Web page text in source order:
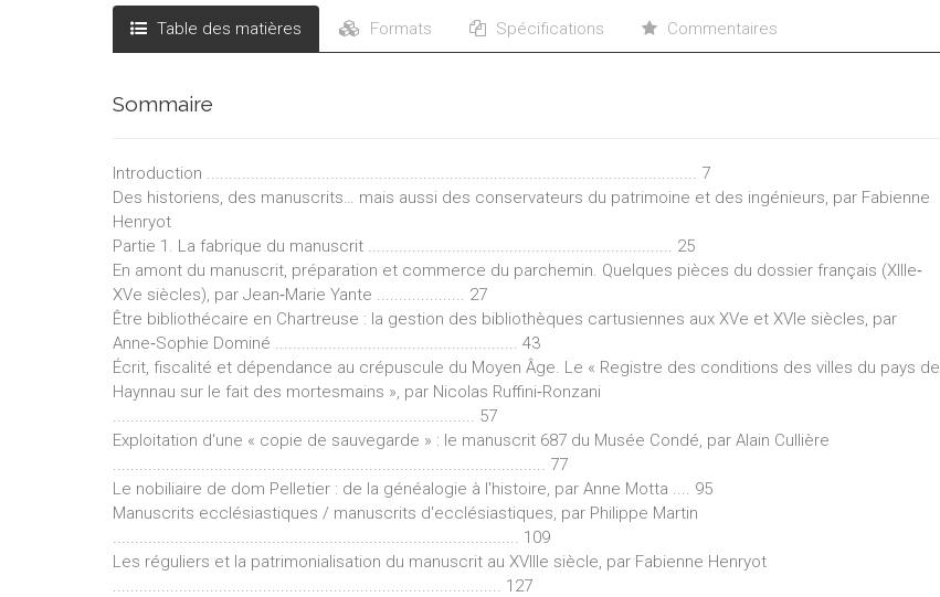
Table des matières Formats Spécifications Commentaires
Sommaire
Introduction ............................................................................................................... 7
Des historiens, des manuscrits… mais aussi des conservateurs du patrimoine et des ingénieurs, par Fabienne
Henryot
Partie 1. La fabrique du manuscrit ..................................................................... 25
En amont du manuscrit, préparation et commerce du parchemin. Quelques pièces du dossier français (XIIIe‐
XVe siècles), par Jean‐Marie Yante .................... 27
Être bibliothécaire en Chartreuse : la gestion des bibliothèques cartusiennes aux XVe et XVIe siècles, par
Anne‐Sophie Dominé ....................................................... 43
Écrit, fiscalité et dépendance au crépuscule du Moyen Âge. Le « Registre des conditions des villes du pays de
Haynnau sur le fait des mortesmains », par Nicolas Ruffini‐Ronzani
.................................................................................. 57
Exploitation d'une « copie de sauvegarde » : le manuscrit 687 du Musée Condé, par Alain Cullière
.................................................................................................. 77
Le nobiliaire de dom Pelletier : de la généalogie à l'histoire, par Anne Motta .... 95
Manuscrits ecclésiastiques / manuscrits d'ecclésiastiques, par Philippe Martin
............................................................................................ 109
Les réguliers et la patrimonialisation du manuscrit au XVIIIe siècle, par Fabienne Henryot
........................................................................................ 127